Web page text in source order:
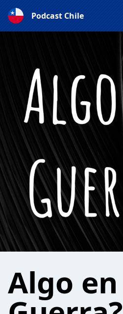
Podcast Chile
Algo en